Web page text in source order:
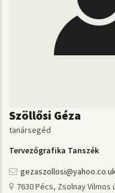
Szöllősi Géza
tanársegéd
Tervezőgrafika Tanszék
gezaszollosi@yahoo.co.uk
7630 Pécs, Zsolnay Vilmos